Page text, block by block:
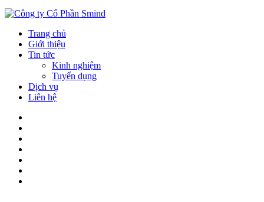
Trang chủ
Giới thiệu
Tin tức
Kinh nghiệm
Tuyển dụng
Dịch vụ
Liên hệ